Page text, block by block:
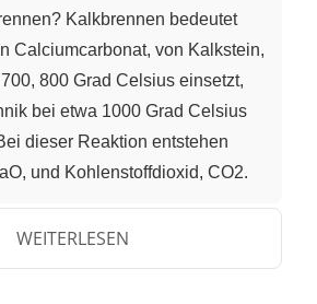
Kalkbrennen bedeutet
Calciumcarbonat, von Kalkstein,
800 Grad Celsius einsetzt,
bei etwa 1000 Grad Celsius
dieser Reaktion entstehen
und Kohlenstoffdioxid, CO2.
Branntkalk, CaO, Calciumoxid
CaO, wird nun
WEITERLESEN